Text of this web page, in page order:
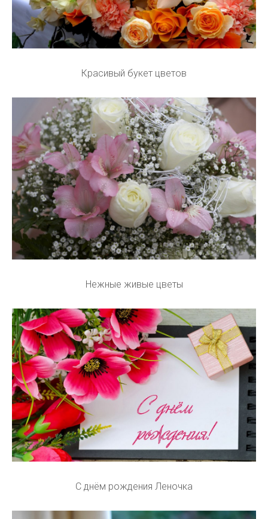
Красивый букет цветов
Нежные живые цветы
С днём рождения Леночка